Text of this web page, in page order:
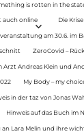
is rotten in the
auch online Die
am 30.6. im
ZeroCovid –
Arzt Andreas Klein und
My Body – my
in der taz von Jonas
Hinweis auf das Buch im
Lara Melin und ihre